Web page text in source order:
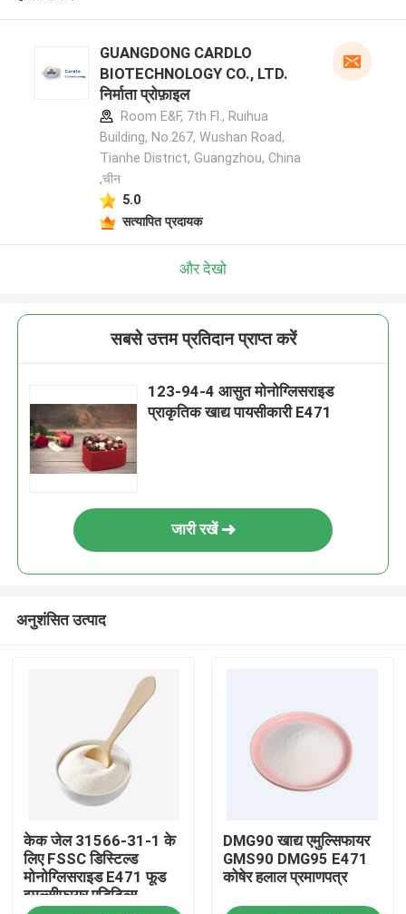
GUANGDONG CARDLO
BIOTECHNOLOGY CO., LTD.
निर्माता प्रोफ़ाइल
Room E&F, 7th Fl., Ruihua
Building, No.267, Wushan Road,
Tianhe District, Guangzhou, China
,चीन
5.0
सत्यापित प्रदायक
और देखो
सबसे उत्तम प्रतिदान प्राप्त करें
123-94-4 आसुत मोनोग्लिसराइड
प्राकृतिक खाद्य पायसीकारी E471
जारी रखें
अनुशंसित उत्पाद
केक जेल 31566-31-1 के
लिए FSSC डिस्टिल्ड
मोनोग्लिसराइड E471 फूड
इमल्सीफायर एडिटिव्स
DMG90 खाद्य एमुल्सिफायर
GMS90 DMG95 E471
कोषेर हलाल प्रमाणपत्र